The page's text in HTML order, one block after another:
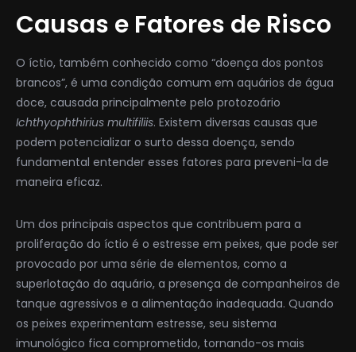
Causas e Fatores de Risco
O íctio, também conhecido como “doença dos pontos
brancos”, é uma condição comum em aquários de água
doce, causada principalmente pelo protozoário
Ichthyophthirius multifiliis. Existem diversas causas que
podem potencializar o surto dessa doença, sendo
fundamental entender esses fatores para preveni-la de
maneira eficaz.
Um dos principais aspectos que contribuem para a
proliferação do íctio é o estresse em peixes, que pode ser
provocado por uma série de elementos, como a
superlotação do aquário, a presença de companheiros de
tanque agressivos e a alimentação inadequada. Quando
os peixes experimentam estresse, seu sistema
imunológico fica comprometido, tornando-os mais